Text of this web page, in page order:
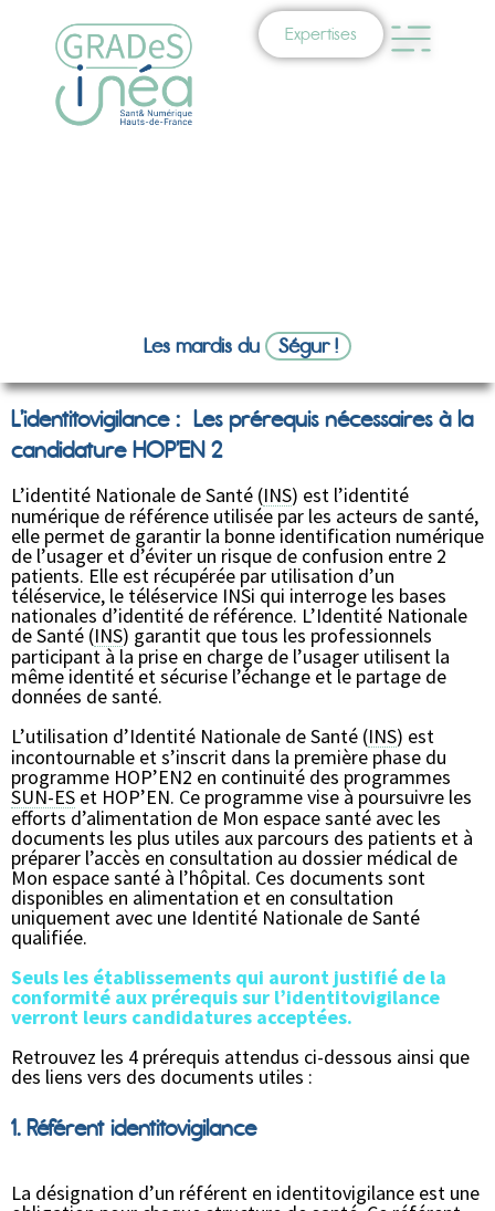
Expertises
Les mardis du Ségur !
L’identitovigilance : Les prérequis nécessaires à la
candidature HOP’EN 2
L’identité Nationale de Santé (INS) est l’identité
numérique de référence utilisée par les acteurs de santé,
elle permet de garantir la bonne identification numérique
de l’usager et d’éviter un risque de confusion entre 2
patients. Elle est récupérée par utilisation d’un
téléservice, le téléservice INSi qui interroge les bases
nationales d’identité de référence. L’Identité Nationale
de Santé (INS) garantit que tous les professionnels
participant à la prise en charge de l’usager utilisent la
même identité et sécurise l’échange et le partage de
données de santé.
L’utilisation d’Identité Nationale de Santé (INS) est
incontournable et s’inscrit dans la première phase du
programme HOP’EN2 en continuité des programmes
SUN-ES et HOP’EN. Ce programme vise à poursuivre les
efforts d’alimentation de Mon espace santé avec les
documents les plus utiles aux parcours des patients et à
préparer l’accès en consultation au dossier médical de
Mon espace santé à l’hôpital. Ces documents sont
disponibles en alimentation et en consultation
uniquement avec une Identité Nationale de Santé
qualifiée.
Seuls les établissements qui auront justifié de la
conformité aux prérequis sur l’identitovigilance
verront leurs candidatures acceptées.
Retrouvez les 4 prérequis attendus ci-dessous ainsi que
des liens vers des documents utiles :
1. Référent identitovigilance
La désignation d’un référent en identitovigilance est une